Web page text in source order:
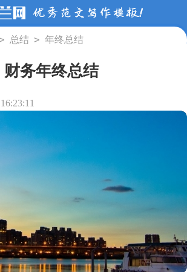
总结 > 年终总结
财务年终总结